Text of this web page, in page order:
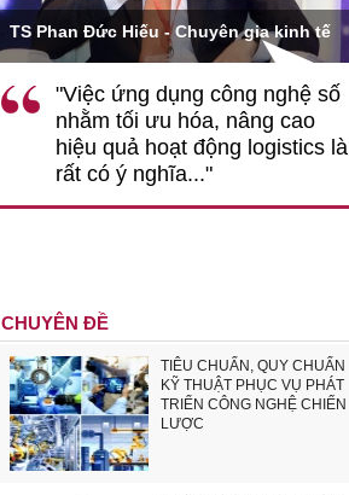
TS Phan Đức Hiếu - Chuyên gia kinh tế
"Việc ứng dụng công nghệ số
nhằm tối ưu hóa, nâng cao
hiệu quả hoạt động logistics là
rất có ý nghĩa..."
CHUYÊN ĐỀ
TIÊU CHUẨN, QUY CHUẨN
KỸ THUẬT PHỤC VỤ PHÁT
TRIỂN CÔNG NGHỆ CHIẾN
LƯỢC